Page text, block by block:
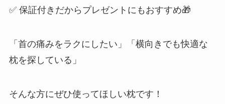
✅ 保証付きだからプレゼントにもおすすめ🎁
「首の痛みをラクにしたい」「横向きでも快適な
枕を探している」
そんな方にぜひ使ってほしい枕です！